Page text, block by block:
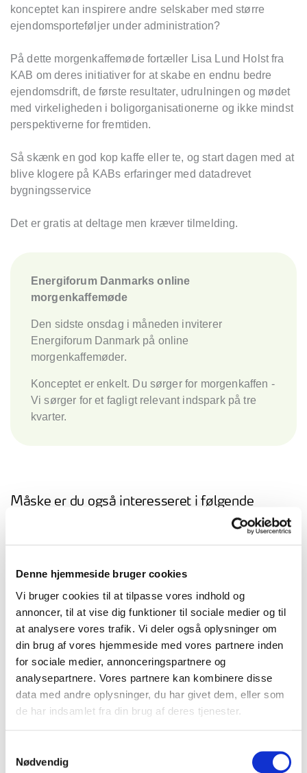
Denne hjemmeside bruger cookies
Vi bruger cookies til at tilpasse vores indhold og
annoncer, til at vise dig funktioner til sociale medier og til
at analysere vores trafik. Vi deler også oplysninger om
din brug af vores hjemmeside med vores partnere inden
for sociale medier, annonceringspartnere og
analysepartnere. Vores partnere kan kombinere disse
data med andre oplysninger, du har givet dem, eller som
de har indsamlet fra din brug af deres tjenester.
Nødvendig
konceptet kan inspirere andre selskaber med større
ejendomsporteføljer under administration?
På dette morgenkaffemøde fortæller Lisa Lund Holst fra
KAB om deres initiativer for at skabe en endnu bedre
ejendomsdrift, de første resultater, udrulningen og mødet
med virkeligheden i boligorganisationerne og ikke mindst
perspektiverne for fremtiden.
Så skænk en god kop kaffe eller te, og start dagen med at
blive klogere på KABs erfaringer med datadrevet
bygningsservice
Det er gratis at deltage men kræver tilmelding.
Energiforum Danmarks online
morgenkaffemøde
Den sidste onsdag i måneden inviterer
Energiforum Danmark på online
morgenkaffemøder.
Konceptet er enkelt. Du sørger for morgenkaffen -
Vi sørger for et fagligt relevant indspark på tre
kvarter.
Måske er du også interesseret i følgende
30. sep. 2026, 08.30 - 09.15